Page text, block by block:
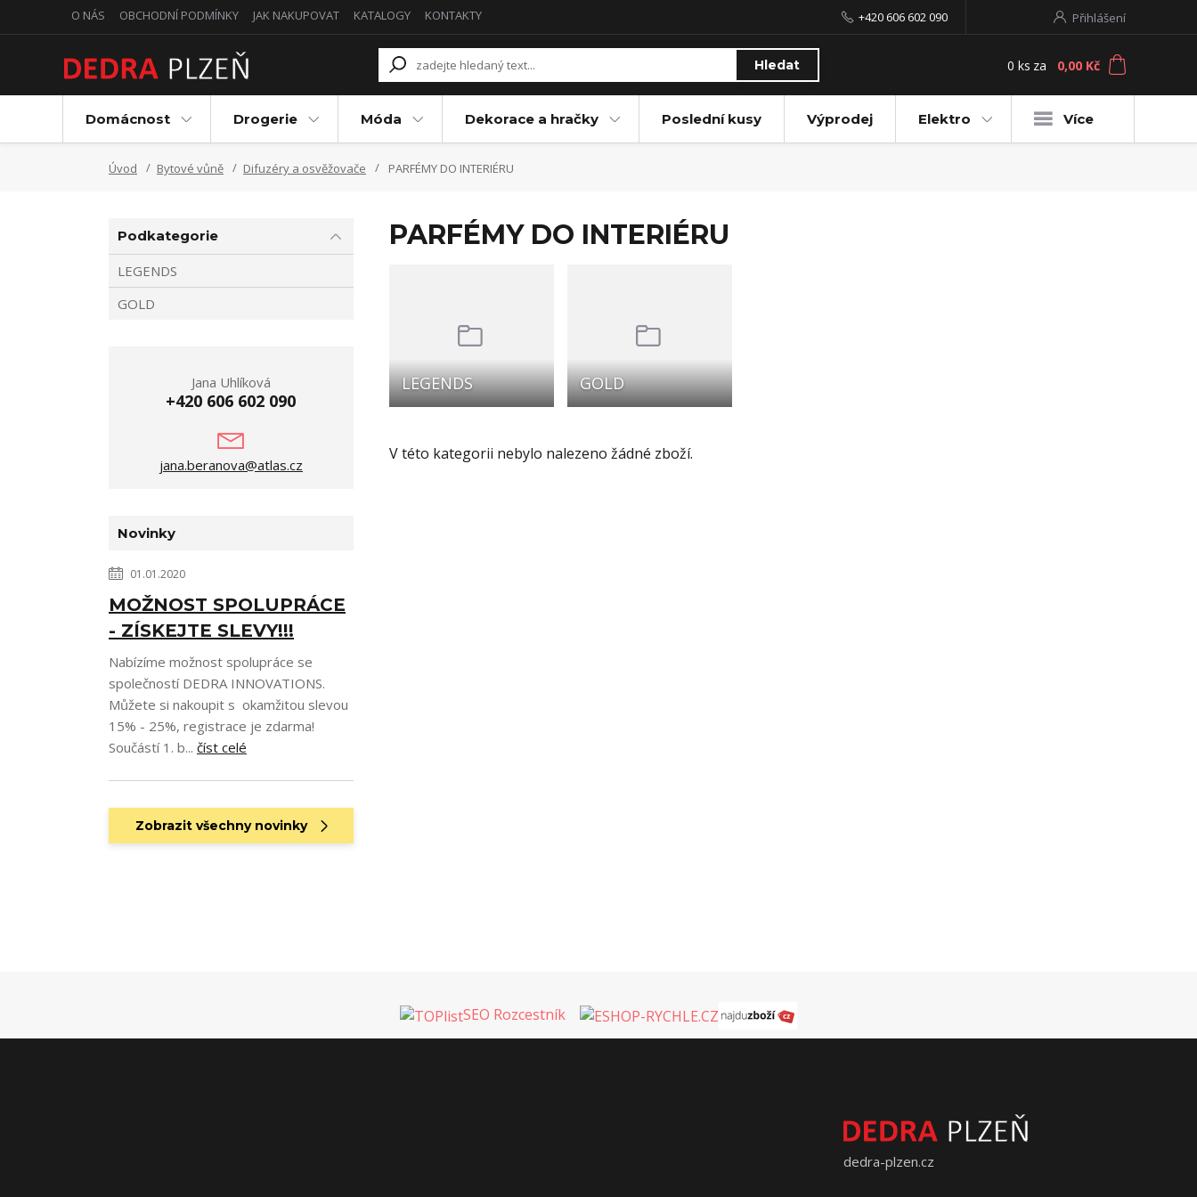
O NÁS OBCHODNÍ PODMÍNKY JAK NAKUPOVAT KATALOGY KONTAKTY Přihlášení
Hledat
+420 606 602 090
0 ks za 0,00 Kč
Domácnost Drogerie Móda Dekorace a hračky Poslední kusy Výprodej Elektro Více
Úvod Bytové vůně Difuzéry a osvěžovače PARFÉMY DO INTERIÉRU
PARFÉMY DO INTERIÉRU
LEGENDS GOLD
V této kategorii nebylo nalezeno žádné zboží.
Podkategorie
LEGENDS
GOLD
Jana Uhlíková
+420 606 602 090
jana.beranova@atlas.cz
Novinky
01.01.2020
MOŽNOST SPOLUPRÁCE
- ZÍSKEJTE SLEVY!!!
Nabízíme možnost spolupráce se
společností DEDRA INNOVATIONS.
Můžete si nakoupit s okamžitou slevou
15% - 25%, registrace je zdarma!
Součástí 1. b... číst celé
Zobrazit všechny novinky
SEO Rozcestník
dedra-plzen.cz